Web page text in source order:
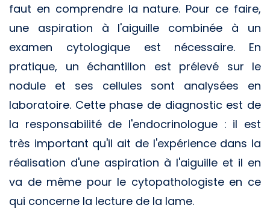
faut en comprendre la nature. Pour ce faire,
une aspiration à l'aiguille combinée à un
examen cytologique est nécessaire. En
pratique, un échantillon est prélevé sur le
nodule et ses cellules sont analysées en
laboratoire. Cette phase de diagnostic est de
la responsabilité de l'endocrinologue : il est
très important qu'il ait de l'expérience dans la
réalisation d'une aspiration à l'aiguille et il en
va de même pour le cytopathologiste en ce
qui concerne la lecture de la lame.